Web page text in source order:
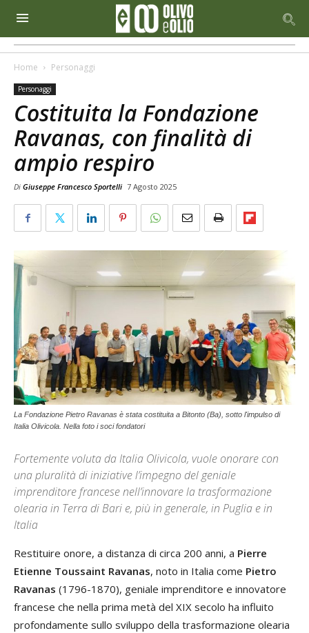
Home Personaggi
Personaggi
Costituita la Fondazione
Ravanas, con finalità di
ampio respiro
Di Giuseppe Francesco Sportelli 7 Agosto 2025
La Fondazione Pietro Ravanas è stata costituita a Bitonto (Ba), sotto l'impulso di
Italia Olivicola. Nella foto i soci fondatori
Fortemente voluta da Italia Olivicola, vuole onorare con
una pluralità di iniziative l’impegno del geniale
imprenditore francese nell’innovare la trasformazione
olearia in Terra di Bari e, più in generale, in Puglia e in
Italia
Restituire onore, a distanza di circa 200 anni, a Pierre
Etienne Toussaint Ravanas, noto in Italia come Pietro
Ravanas (1796-1870), geniale imprenditore e innovatore
francese che nella prima metà del XIX secolo ha influito
profondamente sullo sviluppo della trasformazione olearia